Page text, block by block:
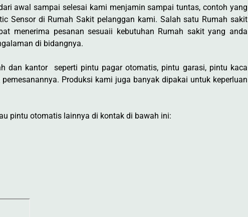
awal sampai selesai kami menjamin sampai tuntas, contoh yang
Sensor di Rumah Sakit pelanggan kami. Salah satu Rumah sakit
menerima pesanan sesuaii kebutuhan Rumah sakit yang anda
di bidangnya.
dan kantor seperti pintu pagar otomatis, pintu garasi, pintu kaca
Produksi kami juga banyak dipakai untuk keperluan
pintu otomatis lainnya di kontak di bawah ini: